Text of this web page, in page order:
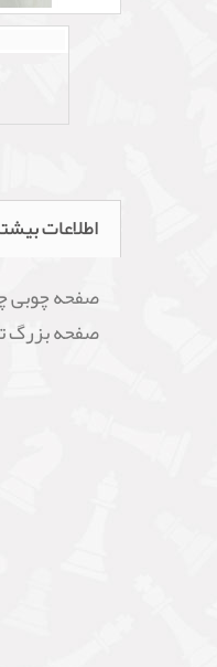
اطلاعات
صفحه بزرگ